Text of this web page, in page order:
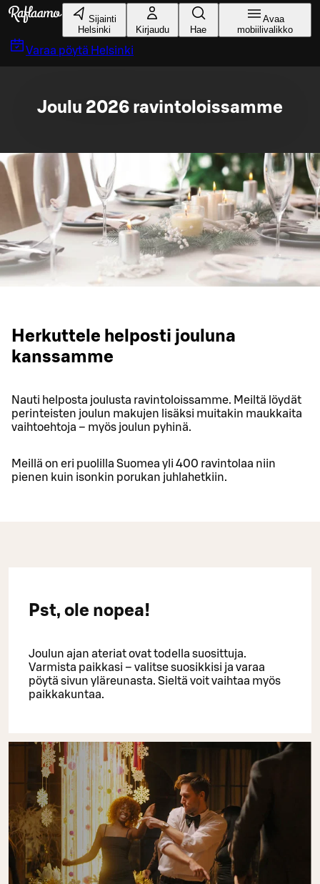
Siirry pääsisältöön
Sijainti
Helsinki
Kirjaudu Hae
Avaa
mobiilivalikko
Varaa pöytä Helsinki
Joulu 2026 ravintoloissamme
Herkuttele helposti jouluna
kanssamme
Nauti helposta joulusta ravintoloissamme. Meiltä löydät
perinteisten joulun makujen lisäksi muitakin maukkaita
vaihtoehtoja – myös joulun pyhinä.
Meillä on eri puolilla Suomea yli 400 ravintolaa niin
pienen kuin isonkin porukan juhlahetkiin.
Pst, ole nopea!
Joulun ajan ateriat ovat todella suosittuja.
Varmista paikkasi – valitse suosikkisi ja varaa
pöytä sivun yläreunasta. Sieltä voit vaihtaa myös
paikkakuntaa.